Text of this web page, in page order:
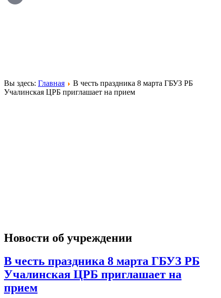
Вы здесь: Главная
В честь праздника 8 марта ГБУЗ РБ
Учалинская ЦРБ приглашает на прием
Новости об учреждении
В честь праздника 8 марта ГБУЗ РБ
Учалинская ЦРБ приглашает на
прием